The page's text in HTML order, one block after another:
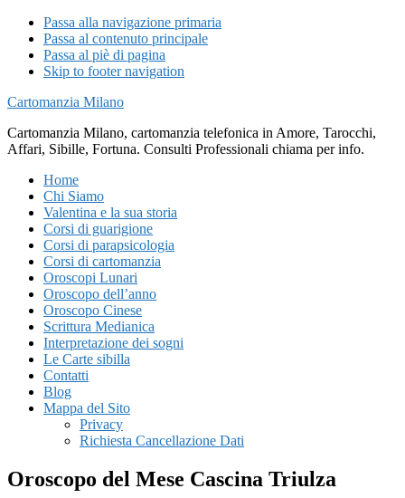
Passa alla navigazione primaria
Passa al contenuto principale
Passa al piè di pagina
Skip to footer navigation
Cartomanzia Milano
Cartomanzia Milano, cartomanzia telefonica in Amore, Tarocchi,
Affari, Sibille, Fortuna. Consulti Professionali chiama per info.
Home
Chi Siamo
Valentina e la sua storia
Corsi di guarigione
Corsi di parapsicologia
Corsi di cartomanzia
Oroscopi Lunari
Oroscopo dell’anno
Oroscopo Cinese
Scrittura Medianica
Interpretazione dei sogni
Le Carte sibilla
Contatti
Blog
Mappa del Sito
Privacy
Richiesta Cancellazione Dati
Oroscopo del Mese Cascina Triulza